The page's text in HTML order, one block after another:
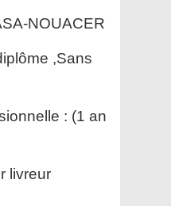
NOUACER
,Sans
: (1 an
livreur